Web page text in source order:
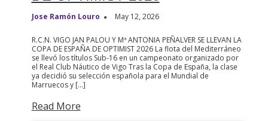
Jose Ramón Louro May 12, 2026
R.C.N. VIGO JAN PALOU Y Mª ANTONIA PEÑALVER SE LLEVAN LA
COPA DE ESPAÑA DE OPTIMIST 2026 La flota del Mediterráneo
se llevó los títulos Sub-16 en un campeonato organizado por
el Real Club Náutico de Vigo Tras la Copa de España, la clase
ya decidió su selección española para el Mundial de
Marruecos y […]
Read More